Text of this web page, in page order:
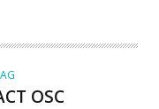
OSC